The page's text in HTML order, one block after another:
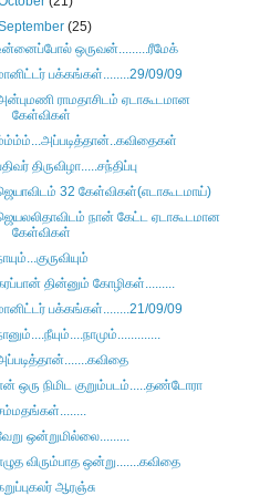
(25)
ஒருவன்.........ரீமேக்
பக்கங்கள்........29/09/09
ராமதாசிடம் ஏடாகூடமான
கேள்விகள்
திருவிழா.....சந்திப்பு
32 கேள்விகள்(எடாகூடமாய்)
நான் கேட்ட ஏடாகூடமான
கேள்விகள்
தின்னும் கோழிகள்.........
பக்கங்கள்........21/09/09
ஒரு நிமிட குறும்படம்.....தண்டோரா
ஒன்றுமில்லை.........
விரும்பாத ஒன்று.......கவிதை
ஆரஞ்சு